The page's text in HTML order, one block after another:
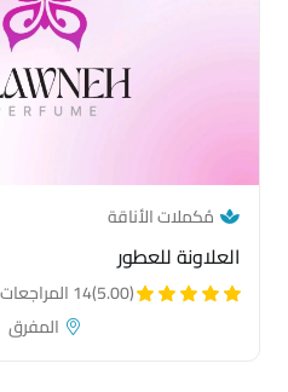
مُكملات الأناقة— category link
العلاونة للعطور
(5.00)
14 المراجعات
المفرق